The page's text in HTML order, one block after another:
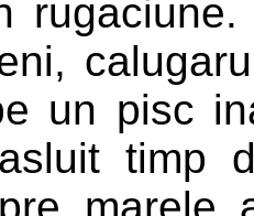
un pisc
timp